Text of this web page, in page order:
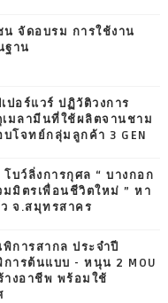
น จัดอบรม การใช้งาน
ฐาน
ปอร์แวร์ ปฏิวัติวงการ
มลามีนที่ใช้ผลิตจานชาม
จทย์กลุ่มลูกค้า 3 GEN
บว์ลิ่งการกุศล “ บางกอก
มิตรเพื่อนชีวิตใหม่ ” หา
จ.สมุทรสาคร
การสากล ประจำปี
ารต้นแบบ - หนุน 2 MOU
งอาชีพ พร้อมใช้